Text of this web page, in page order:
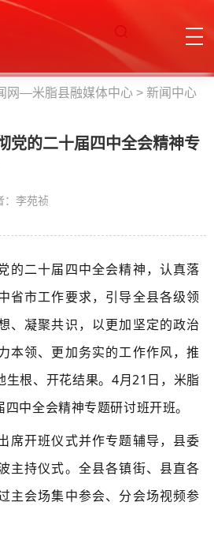
网—米脂县融媒体中心 > 新闻中心
党的二十届四中全会精神专
李苑祯
的二十届四中全会精神，认真落
省市工作要求，引导全县各级领
、凝聚共识，以更加坚定的政治
本领、更加务实的工作作风，推
根、开花结果。 4月21日，米脂
中全会精神专题研讨班开班。
席开班仪式并作专题辅导，县委
主持仪式。全县各镇街、县直各
主会场集中参会、分会场视频参